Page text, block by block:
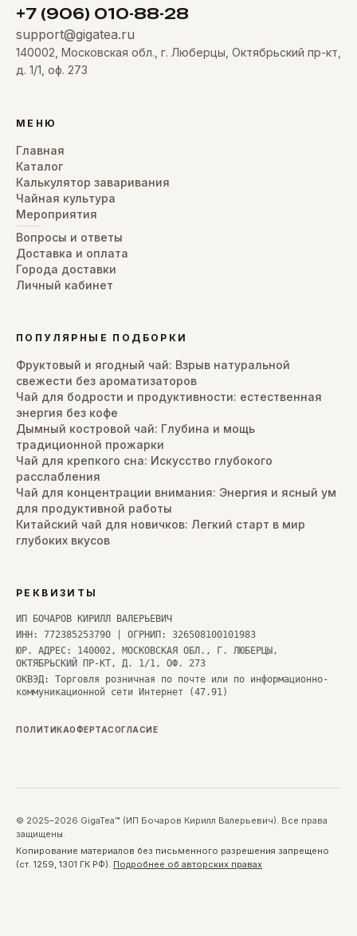
+7 (906) 010-88-28
support@gigatea.ru
140002, Московская обл., г. Люберцы, Октябрьский пр-кт,
д. 1/1, оф. 273
МЕНЮ
Главная
Каталог
Калькулятор заваривания
Чайная культура
Мероприятия
Вопросы и ответы
Доставка и оплата
Города доставки
Личный кабинет
ПОПУЛЯРНЫЕ ПОДБОРКИ
Фруктовый и ягодный чай: Взрыв натуральной
свежести без ароматизаторов
Чай для бодрости и продуктивности: естественная
энергия без кофе
Дымный костровой чай: Глубина и мощь
традиционной прожарки
Чай для крепкого сна: Искусство глубокого
расслабления
Чай для концентрации внимания: Энергия и ясный ум
для продуктивной работы
Китайский чай для новичков: Легкий старт в мир
глубоких вкусов
РЕКВИЗИТЫ
ИП БОЧАРОВ КИРИЛЛ ВАЛЕРЬЕВИЧ
ИНН: 772385253790 | ОГРНИП: 326508100101983
ЮР. АДРЕС: 140002, МОСКОВСКАЯ ОБЛ., Г. ЛЮБЕРЦЫ,
ОКТЯБРЬСКИЙ ПР-КТ, Д. 1/1, ОФ. 273
ОКВЭД: Торговля розничная по почте или по информационно-
коммуникационной сети Интернет (47.91)
ПОЛИТИКАОФЕРТАСОГЛАСИЕ
© 2025–2026 GigaTea™ (ИП Бочаров Кирилл Валерьевич). Все права
защищены.
Копирование материалов без письменного разрешения запрещено
(ст. 1259, 1301 ГК РФ). Подробнее об авторских правах